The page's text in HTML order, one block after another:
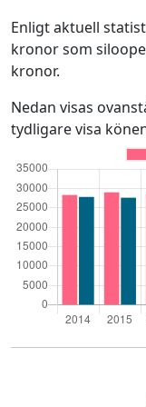
Enligt aktuell
kronor som
kronor.
Nedan visas
tydligare visa